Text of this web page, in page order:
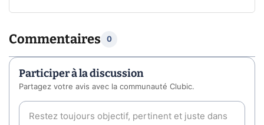
Commentaires 0
Participer à la discussion
Partagez votre avis avec la communauté Clubic.